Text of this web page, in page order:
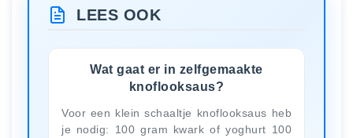
LEES OOK
Wat gaat er in zelfgemaakte
knoflooksaus?
Voor een klein schaaltje knoflooksaus heb
je nodig: 100 gram kwark of yoghurt 100